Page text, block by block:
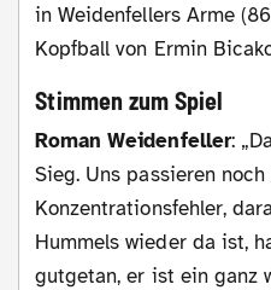
in Weidenfellers Arme
Kopfball von Ermin
Stimmen zum Spiel
Roman Weidenfeller:
Sieg. Uns passieren
Konzentrationsfehler,
Hummels wieder da ist,
gutgetan, er ist ein ganz